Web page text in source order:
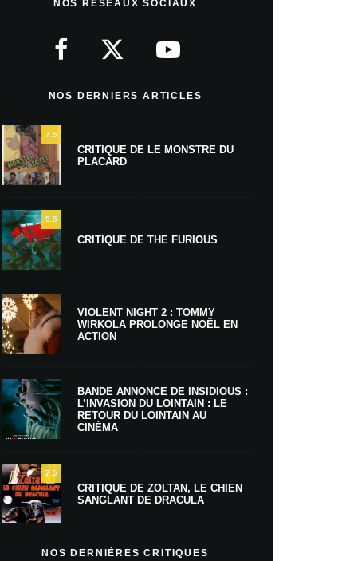
NOS RÉSEAUX SOCIAUX
NOS DERNIERS ARTICLES
7.5
CRITIQUE DE LE MONSTRE DU
PLACARD
9.5
CRITIQUE DE THE FURIOUS
VIOLENT NIGHT 2 : TOMMY
WIRKOLA PROLONGE NOËL EN
ACTION
BANDE ANNONCE DE INSIDIOUS :
L’INVASION DU LOINTAIN : LE
RETOUR DU LOINTAIN AU
CINÉMA
7.5
CRITIQUE DE ZOLTAN, LE CHIEN
SANGLANT DE DRACULA
NOS DERNIÈRES CRITIQUES